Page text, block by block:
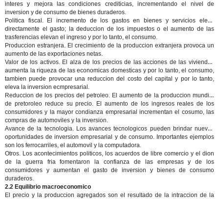
interes y mejora las condiciones crediticias, incrementando el nivel de
inversion y de consumo de bienes duraderos.
Politica fiscal.
El incremento de los gastos en bienes y servicios eleva
directamente el gasto; la deduccion de los impuestos o el aumento de las
trasferencias elevan el ingreso y por lo tanto, el consumo.
Produccion estranjera. El crecimiento de la produccion extranjera provoca un
aumento de las exportaciones netas.
Valor de los activos.El alza de los precios de las acciones de las viviendas
aumenta la riqueza de las economicas domesticas y por lo tanto, el consumo,
tambien puede provocar una reduccion del costo del capital y por lo tanto,
eleva la inversion ecmpresarial.
Reduccion de los precios del petroleo.El aumento de la produccion mundial
de pretoroleo reduce su precio. El aumento de los ingresos reales de los
consumidores y la mayor condianza empresarial incrementan el cosumo, las
compras de automoviles y la inversion.
Avance de la tecnologia. Los avances tecnologicos pueden brindar nuevas
oportunidades de inversion empresarial y de consumo. Importantes ejemplos
son los ferrocarriles, el automovil y la computadora.
Otros. Los acontecimientos politicos, los acuerdos de libre comercio y el dion
de la guerra fria fomentaron la confianza de las empresas y de los
consumidores y aumentan el gasto de inversion y bienes de consumo
duraderos.
2.2 Equilibrio macroeconomico
El precio y la produccion agregados son el resultado de la intraccion de la